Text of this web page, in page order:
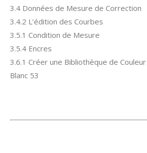
3.4 Données de Mesure de Correction
3.4.2 L’édition des Courbes
3.5.1 Condition de Mesure
3.5.4 Encres
3.6.1 Créer une Bibliothèque de
Blanc 53